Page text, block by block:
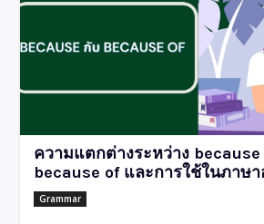
ความแตกต่างระหว่าง
because of และการใช้ในภาษ
Grammar